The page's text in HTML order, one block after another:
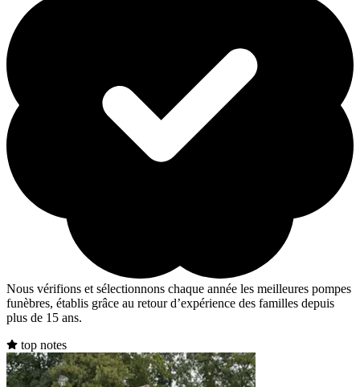
Nous vérifions et sélectionnons chaque année les meilleures pompes
funèbres, établis grâce au retour d’expérience des familles depuis
plus de 15 ans.
top notes